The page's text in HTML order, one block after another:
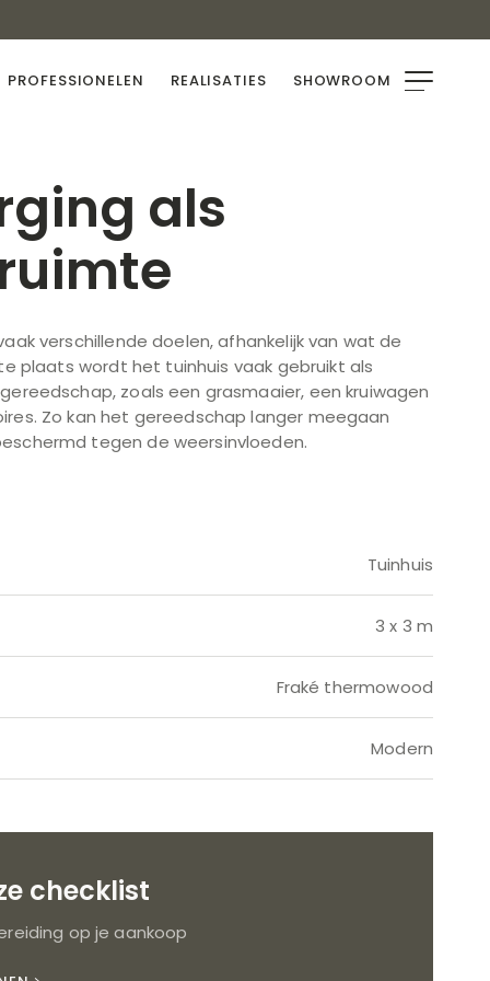
PROFESSIONELEN REALISATIES SHOWROOM
als
verschillende doelen, afhankelijk van wat de
plaats wordt het tuinhuis vaak gebruikt als
zoals een grasmaaier, een kruiwagen
Zo kan het gereedschap langer meegaan
tegen de weersinvloeden.
Tuinhuis
3 x 3 m
Fraké thermowood
Modern
checklist
op je aankoop